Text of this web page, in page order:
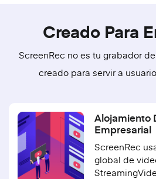
Creado Para
ScreenRec no es tu grabador
creado para servir a
Alojamiento
Empresarial
ScreenRec
global de